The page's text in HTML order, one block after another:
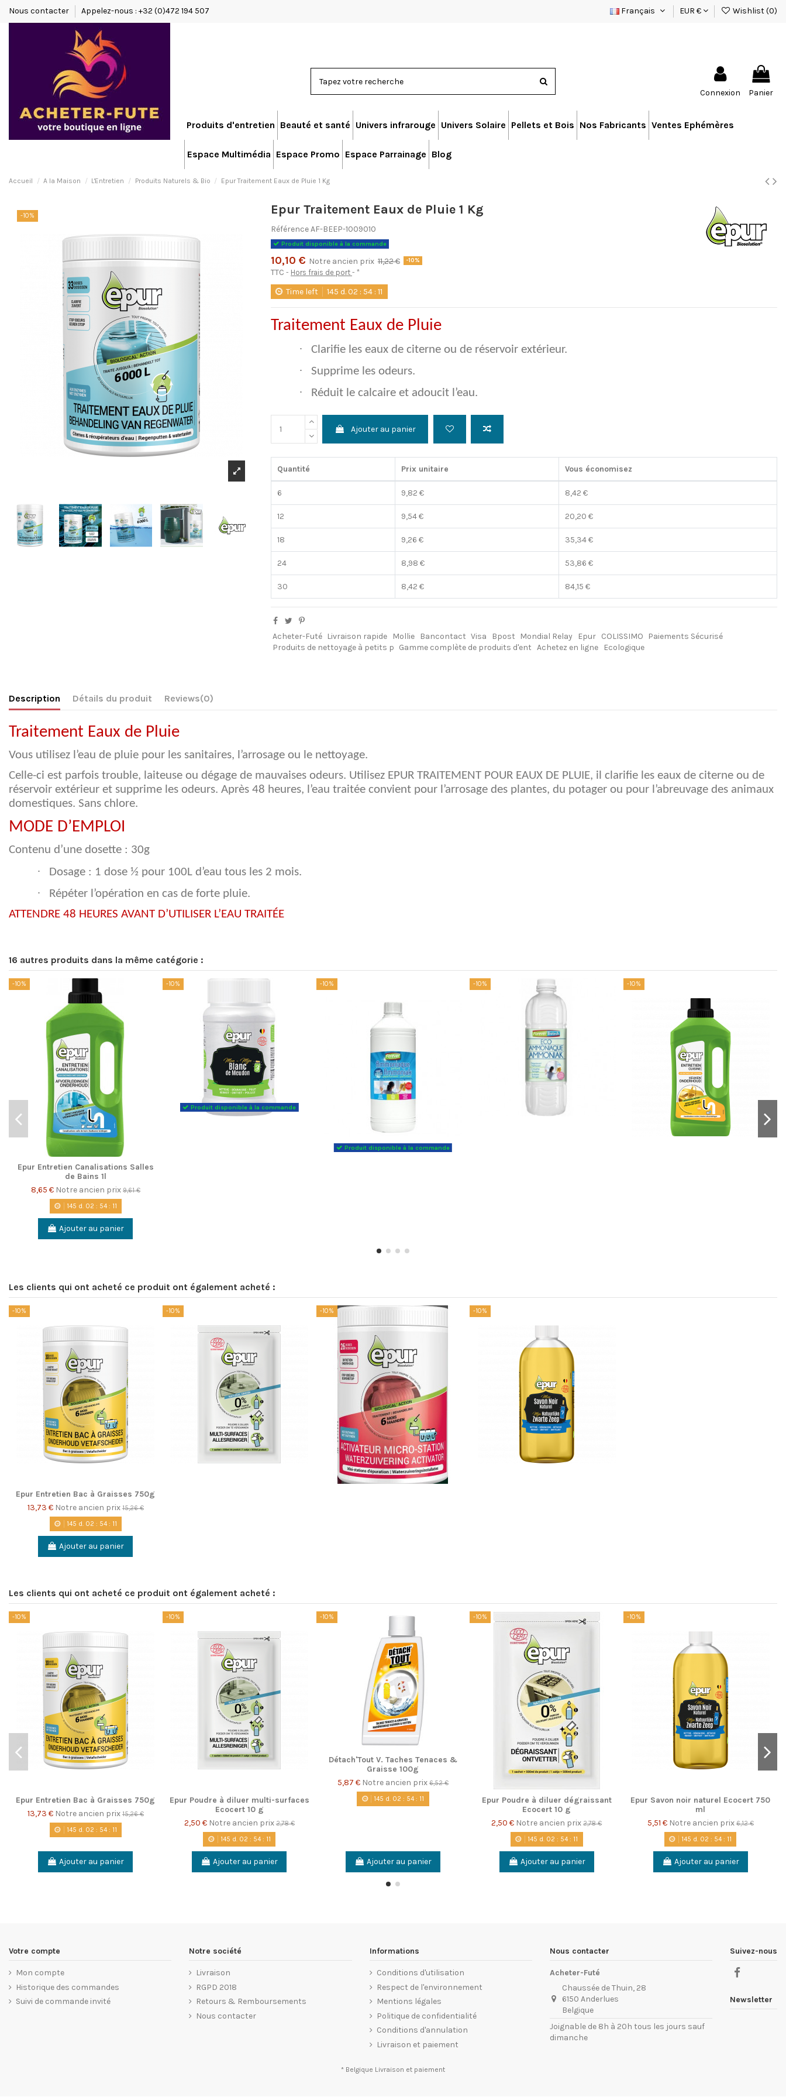
Nous contacter Appelez-nous : +32 (0)472 194 507 Français EUR € Wishlist (0)
Connexion Panier
Produits d'entretien Beauté et santé Univers infrarouge Univers Solaire Pellets et Bois Nos Fabricants Ventes Ephémères
Espace Multimédia Espace Promo Espace Parrainage Blog
Accueil A la Maison L'Entretien Produits Naturels & Bio Epur Traitement Eaux de Pluie 1 Kg
-10% Epur Traitement Eaux de Pluie 1 Kg
RéférenceAF-BEEP-1009010
Produit disponible à la commande
10,10 € Notre ancien prix 11,22 € -10%
TTC Hors frais de port *
Time left 145 d. 02 : 54 :10
Traitement Eaux de Pluie
· Clarifie les eaux de citerne ou de réservoir extérieur.
· Supprime les odeurs.
· Réduit le calcaire et adoucit l’eau.
Ajouter au panier
Quantité Prix unitaire Vous économisez
6 9,82 € 8,42 €
12 9,54 € 20,20 €
18 9,26 € 35,34 €
24 8,98 € 53,86 €
30 8,42 € 84,15 €
Acheter-Futé Livraison rapide Mollie Bancontact Visa Bpost Mondial Relay Epur COLISSIMO
Paiements Sécurisé
Produits de nettoyage à petits p Gamme complète de produits d'ent Achetez en ligne Ecologique
Description Détails du produit Reviews(0)
Traitement Eaux de Pluie
Vous utilisez l’eau de pluie pour les sanitaires, l’arrosage ou le nettoyage.
Celle-ci est parfois trouble, laiteuse ou dégage de mauvaises odeurs. Utilisez EPUR TRAITEMENT POUR EAUX DE PLUIE, il clarifie les eaux de citerne ou de
réservoir extérieur et supprime les odeurs. Après 48 heures, l’eau traitée convient pour l’arrosage des plantes, du potager ou pour l’abreuvage des animaux
domestiques. Sans chlore.
MODE D’EMPLOI
Contenu d’une dosette : 30g
· Dosage : 1 dose ½ pour 100L d’eau tous les 2 mois.
·
Répéter l’opération en cas de forte pluie.
ATTENDRE 48 HEURES AVANT D’UTILISER L’EAU TRAITÉE
16 autres produits dans la même catégorie :
-10%
Epur Entretien Canalisations Salles
de Bains 1l
8,65 € Notre ancien prix 9,61 €
145d. 02: 54: 10
Ajouter au panier
-10%
Produit disponible à la commande
-10%
Produit disponible à la commande
-10% -10%
Les clients qui ont acheté ce produit ont également acheté :
-10%
Epur Entretien Bac à Graisses 750g
13,73 € Notre ancien prix 15,26 €
145d. 02: 54: 10
Ajouter au panier
-10% -10% -10%
Les clients qui ont acheté ce produit ont également acheté :
-10%
Epur Entretien Bac à Graisses 750g
13,73 € Notre ancien prix 15,26 €
145d. 02: 54: 10
Ajouter au panier
-10%
Epur Poudre à diluer multi-surfaces
Ecocert 10 g
2,50 € Notre ancien prix2,78 €
145d. 02: 54: 10
Ajouter au panier
-10%
Détach'Tout V. Taches Tenaces &
Graisse 100g
5,87 € Notre ancien prix 6,52 €
145d. 02: 54: 10
Ajouter au panier
-10%
Epur Poudre à diluer dégraissant
Ecocert 10 g
2,50 € Notre ancien prix2,78 €
145d. 02: 54: 10
Ajouter au panier
-10%
Epur Savon noir naturel Ecocert 750
ml
5,51 € Notre ancien prix6,12 €
145d. 02: 54: 10
Ajouter au panier
Votre compte
Mon compte
Historique des commandes
Suivi de commande invité
Notre société
Livraison
RGPD 2018
Retours & Remboursements
Nous contacter
Informations
Conditions d'utilisation
Respect de l'environnement
Mentions légales
Politique de confidentialité
Conditions d'annulation
Livraison et paiement
Nous contacter
Acheter-Futé
Chaussée de Thuin, 28
6150 Anderlues
Belgique
Joignable de 8h à 20h tous les jours sauf
dimanche
Suivez-nous
Newsletter
* Belgique Livraison et paiement